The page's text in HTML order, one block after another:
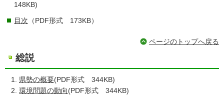
148KB)
目次 （PDF形式 173KB）
ページのトップへ戻る
総説
県勢の概要(PDF形式 344KB)
環境問題の動向(PDF形式 344KB)